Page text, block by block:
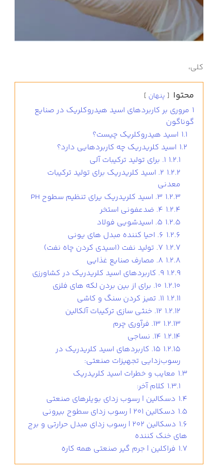
کلی،
محتوا پنهان
1 مروری بر کاربردهای اسید هیدروکلریک در صنایع
گوناگون
1.1 اسید هیدروکلریک چیست؟
1.2 اسید کلریدریک چه کاربردهایی دارد؟
1.2.1 1. برای تولید ترکیبات آلی
1.2.2
2. اسید کلریدریک برای تولید ترکیبات
معدنی
1.2.3 3. اسید کلریدریک یرای تنظیم سطوح PH
1.2.4 4. ضدعفونی استخر
1.2.5 5. اسیدشویی فولاد
1.2.6 6. احیا کننده مبدل های یونی
1.2.7 7. تولید نفت (اسیدی کردن چاه نفت)
1.2.8 8. مصارف صنایع غذایی
1.2.9 9. کاربردهای اسید کلریدریک در کشاورزی
1.2.10 10. برای از بین بردن لکه های فلزی
1.2.11 11. تمیز کردن سنگ و کاشی
1.2.12 12. خنثی سازی ترکیبات آلکالین
1.2.13 13. فرآوری چرم
1.2.14 14. نساجی
1.2.15
15. کاربردهای اسید کلریدریک در
رسوب‌زدایی تجهیزات صنعتی:
1.3 معایب و خطرات اسید کلریدریک
1.3.1 کلام آخر:
1.4 دسکالین | رسوب زدای بویلرهای صنعتی
1.5 دسکالین 201 | رسوب زدای سطوح بیرونی
1.6
دسکالین 202 | رسوب زدای مبدل حرارتی و برج
های خنک کننده
1.7 فراکلین | جرم گیر صنعتی همه کاره